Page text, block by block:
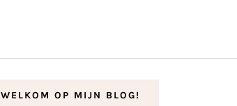
WELKOM OP MIJN BLOG!